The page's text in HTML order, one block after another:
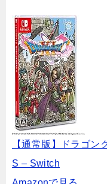
【通常版】ドラゴン
S – Switch